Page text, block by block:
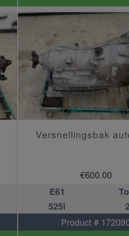
Versnellingsbak
€600.00
E61
525i
Product #